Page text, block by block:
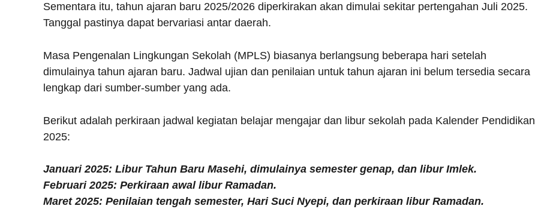
Sementara itu, tahun ajaran baru 2025/2026 diperkirakan akan dimulai sekitar pertengahan Juli 2025.
Tanggal pastinya dapat bervariasi antar daerah.
Masa Pengenalan Lingkungan Sekolah (MPLS) biasanya berlangsung beberapa hari setelah
dimulainya tahun ajaran baru. Jadwal ujian dan penilaian untuk tahun ajaran ini belum tersedia secara
lengkap dari sumber-sumber yang ada.
Berikut adalah perkiraan jadwal kegiatan belajar mengajar dan libur sekolah pada Kalender Pendidikan
2025:
Januari 2025: Libur Tahun Baru Masehi, dimulainya semester genap, dan libur Imlek.
Februari 2025: Perkiraan awal libur Ramadan.
Maret 2025: Penilaian tengah semester, Hari Suci Nyepi, dan perkiraan libur Ramadan.